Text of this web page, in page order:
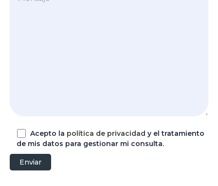
Acepto la política de privacidad y el tratamiento
de mis datos para gestionar mi consulta.